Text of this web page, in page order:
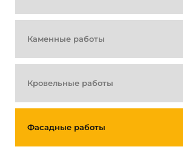
Каменные работы
Кровельные работы
Фасадные работы